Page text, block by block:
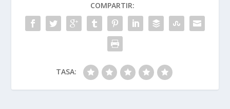
COMPARTIR:
TASA: